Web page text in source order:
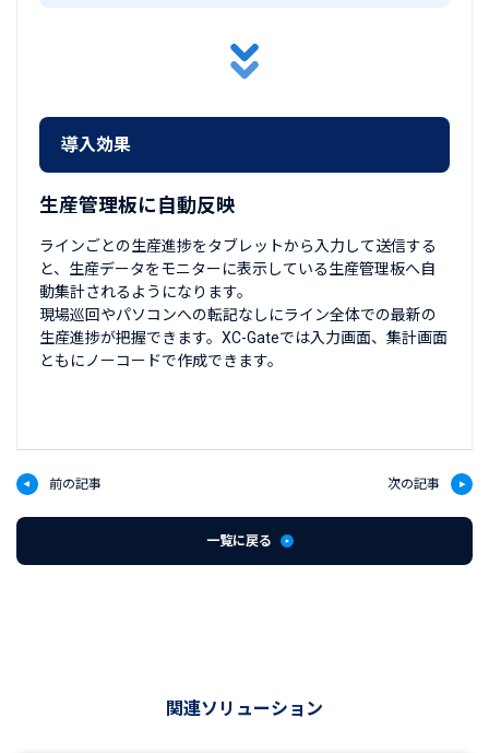
導入効果
生産管理板に自動反映
ラインごとの生産進捗をタブレットから入力して送信する
と、生産データをモニターに表示している生産管理板へ自
動集計されるようになります。
現場巡回やパソコンへの転記なしにライン全体での最新の
生産進捗が把握できます。XC-Gateでは入力画面、集計画面
ともにノーコードで作成できます。
前の記事 次の記事
一覧に戻る
関連ソリューション